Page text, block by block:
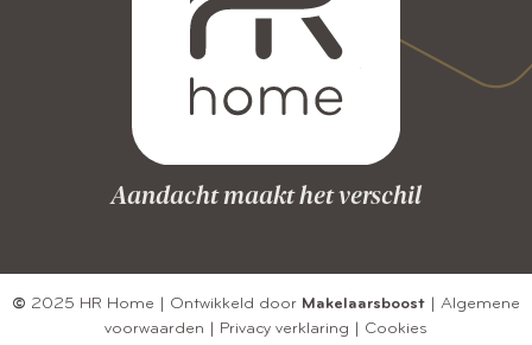
Aandacht maakt het verschil
© 2025 HR Home | Ontwikkeld door Makelaarsboost
Algemene
voorwaarden
Privacy verklaring Cookies